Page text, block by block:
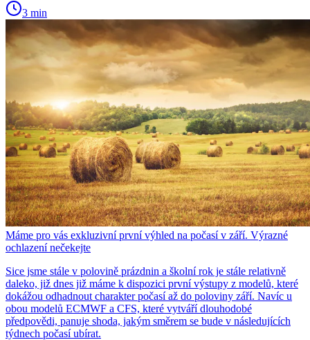
3 min
Máme pro vás exkluzivní první výhled na počasí v září. Výrazné
ochlazení nečekejte
Sice jsme stále v polovině prázdnin a školní rok je stále relativně
daleko, již dnes již máme k dispozici první výstupy z modelů, které
dokážou odhadnout charakter počasí až do poloviny září. Navíc u
obou modelů ECMWF a CFS, které vytváří dlouhodobé
předpovědi, panuje shoda, jakým směrem se bude v následujících
týdnech počasí ubírat.